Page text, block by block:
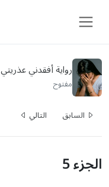
رواية أفقدني عذريتي
مفتوح
السابق
التالي
الجزء 5